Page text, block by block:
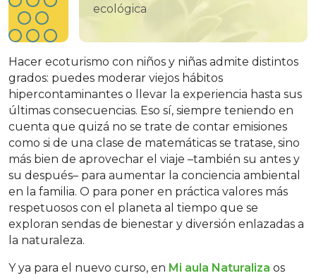
ecológica
Hacer ecoturismo con niños y niñas admite distintos
grados: puedes moderar viejos hábitos
hipercontaminantes o llevar la experiencia hasta sus
últimas consecuencias. Eso sí, siempre teniendo en
cuenta que quizá no se trate de contar emisiones
como si de una clase de matemáticas se tratase, sino
más bien de aprovechar el viaje –también su antes y
su después– para aumentar la conciencia ambiental
en la familia. O para poner en práctica valores más
respetuosos con el planeta al tiempo que se
exploran sendas de bienestar y diversión enlazadas a
la naturaleza.
Y ya para el nuevo curso, en Mi aula Naturaliza os